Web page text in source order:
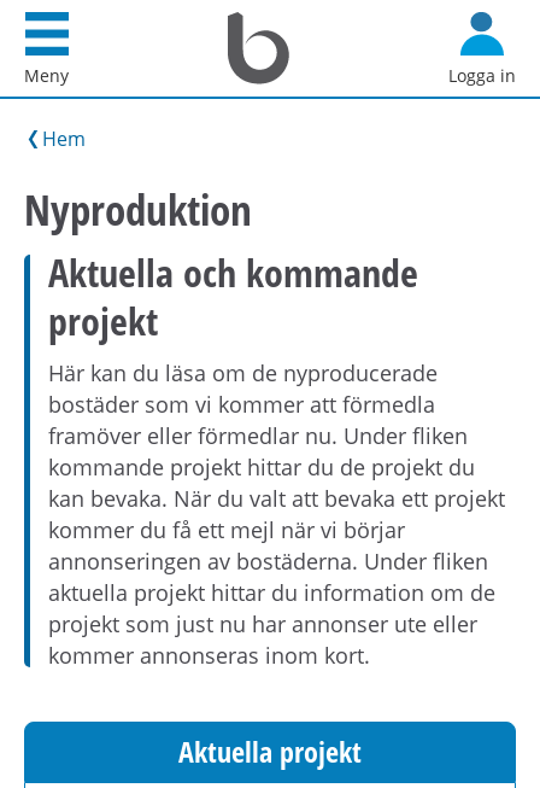
d
t
l
i
n
n
e
h
å
l
l
e
Meny
Startsida
Bostadsförmedlingen
i
Logga in
Hem
Nyproduktion
Aktuella och kommande
projekt
Här kan du läsa om de nyproducerade
bostäder som vi kommer att förmedla
framöver eller förmedlar nu. Under fliken
kommande projekt hittar du de projekt du
kan bevaka. När du valt att bevaka ett projekt
kommer du få ett mejl när vi börjar
annonseringen av bostäderna. Under fliken
aktuella projekt hittar du information om de
projekt som just nu har annonser ute eller
kommer annonseras inom kort.
Aktuella projekt